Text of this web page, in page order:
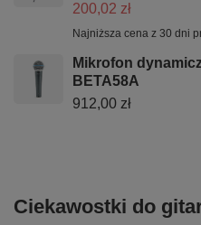
200,02 zł
Najniższa cena z 30 dni
Mikrofon
BETA58A
912,00 zł
Ciekawostki do